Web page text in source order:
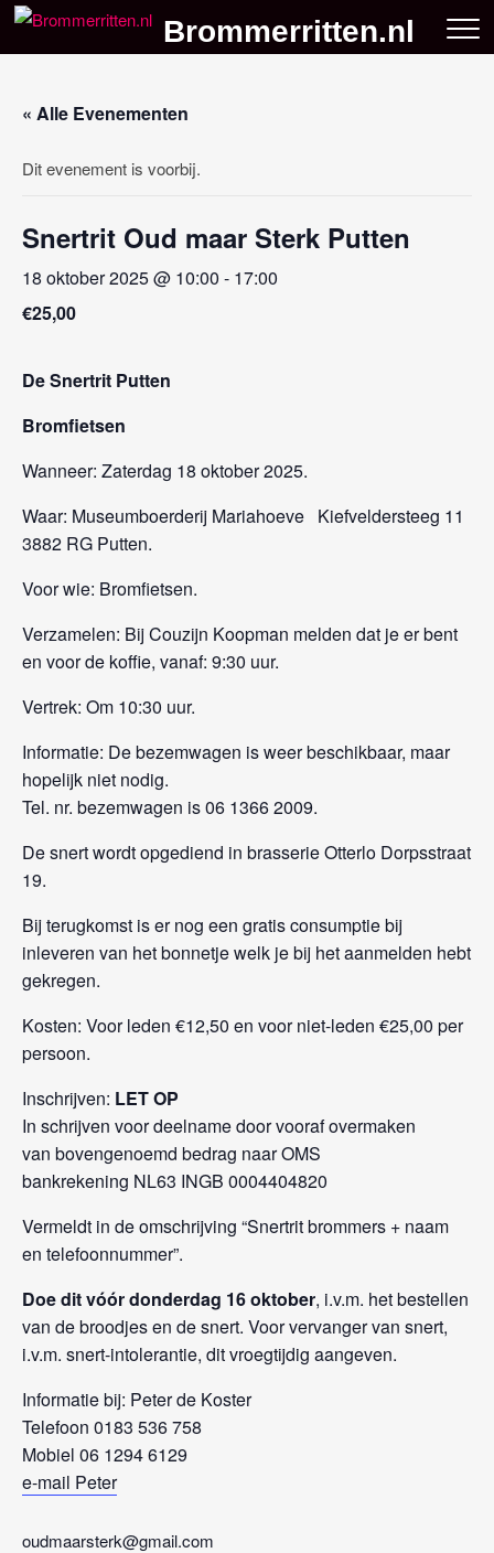
Skip
Brommerritten.nl
« Alle Evenementen
Dit evenement is voorbij.
Snertrit Oud maar Sterk Putten
18 oktober 2025 @ 10:00 - 17:00
€25,00
DeSnertrit Putten
Bromfietsen
Wanneer: Zaterdag 18 oktober 2025.
Waar: Museumboerderij Mariahoeve Kiefveldersteeg 11
3882 RG Putten.
Voor wie: Bromfietsen.
Verzamelen: Bij Couzijn Koopman melden dat je er bent
en voor de koffie, vanaf: 9:30 uur.
Vertrek: Om 10:30 uur.
Informatie: De bezemwagen is weer beschikbaar, maar
hopelijk niet nodig.
Tel. nr. bezemwagen is 06 1366 2009.
De snert wordt opgediend in brasserie Otterlo Dorpsstraat
19.
Bij terugkomst is er nog een gratis consumptie bij
inleveren van het bonnetje welk je bij het aanmelden hebt
gekregen.
Kosten: Voor leden €12,50 en voor niet-leden €25,00 per
persoon.
Inschrijven: LET OP
In schrijven voor deelname door vooraf overmaken
van bovengenoemd bedrag naar OMS
bankrekening NL63 INGB 0004404820
Vermeldt in de omschrijving “Snertrit brommers + naam
en telefoonnummer”.
Doe dit vóór donderdag 16oktober, i.v.m. het bestellen
van de broodjes en de snert. Voor vervanger van snert,
i.v.m. snert-intolerantie, dit vroegtijdig aangeven.
Informatie bij: Peter de Koster
Telefoon 0183 536 758
Mobiel 06 1294 6129
e-mail Peter
oudmaarsterk@gmail.com